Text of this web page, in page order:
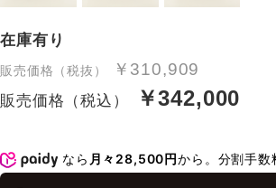
在庫有り
販売価格（税抜） ￥310,909
販売価格（税込） ￥342,000
なら 月々28,500円から。分割手